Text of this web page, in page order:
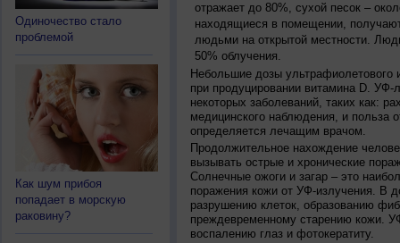
Одиночество стало
проблемой
Как шум прибоя
попадает в морскую
раковину?
отражает до 80%, сухой песок –
находящиеся в помещении,
людьми на открытой местности.
50% облучения.
Небольшие дозы ультрафиолетового
при продуцировании витамина D.
некоторых заболеваний, таких как:
медицинского наблюдения, и польза
определяется лечащим врачом.
Продолжительное нахождение
вызывать острые и хронические
Солнечные ожоги и загар – это
поражения кожи от УФ-излучения. В
разрушению клеток, образованию
преждевременному старению кожи.
воспалению глаз и фотокератиту.